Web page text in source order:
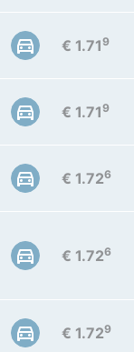
€ 1.719
€ 1.719
€ 1.726
€ 1.726
€ 1.729